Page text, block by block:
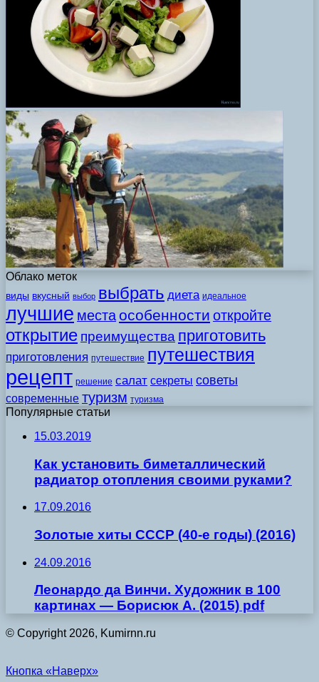
Облако меток
виды вкусный выбор выбрать диета идеальное
лучшие места особенности откройте
открытие преимущества приготовить
приготовления путешествие путешествия
рецепт решение салат секреты советы
современные туризм туризма
Популярные статьи
15.03.2019
Как установить биметаллический
радиатор отопления своими руками?
17.09.2016
Золотые хиты СССР (40-е годы) (2016)
24.09.2016
Леонардо да Винчи. Художник в 100
картинах — Борисюк А. (2015) pdf
© Copyright 2026, Kumirnn.ru
Кнопка «Наверх»